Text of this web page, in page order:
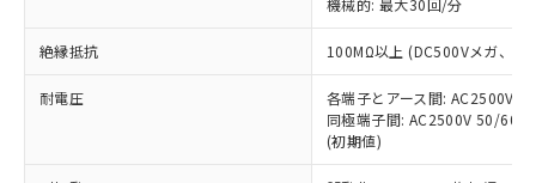
機械的: 最大30回/分
絶縁抵抗 100MΩ以上 (DC500Vメガ、点
耐電圧
各端子とアース間: AC2500V
同極端子間: AC2500V 50/
(初期値)
ことをご了承ください。
在庫状況および標準価格照会結果は、
記載している更新日時点での社内デー
タに基づき作成されるものであり、閲
覧された時点での実際の在庫および標
準価格とは異なる場合があることをご
むを得ず変更することがあります。
鉛(Pb) 1000ppm以下、 水銀(Hg) 1000ppm以下、 カド
六価クロム(Cr(Ⅵ)) 1000ppm以下、ポリ臭化ビフェニル
類(PBB) 1000ppm以下、ポリ臭化ジフェニルエーテル類
(PBDE) 1000ppm以下、フタル酸ビス(2-エチルヘキシ
「－」：未確認です。当社販売部門へお問
い合わせください。
*中国RoHS10物質の基準値 (GB/T26572)：
Pb(鉛) :1000ppm、 Hg(水銀) : 1000ppm、 Cd(カドミウ
Cr(Ⅵ)(六価クロム) : 1000ppm、 PBBs(ポリ臭化ビフェ
当社は、これら貴社製品のうち、外国
為替および外国貿易法に定める商品
（以下｢規制貨物等」という）を輸出
国政府の輸出許可(または役務取引許
可)を取得するなどの必要な手続きを